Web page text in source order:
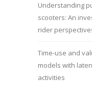
Understanding
scooters: An
rider
Time-use and
models with
activities